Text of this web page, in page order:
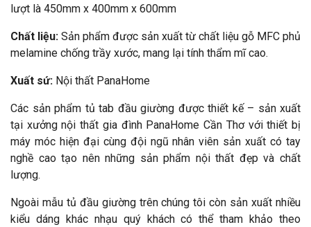
lượt là 450mm x 400mm x 600mm
Chất liệu: Sản phẩm được sản xuất từ chất liệu gỗ MFC phủ
melamine chống trầy xước, mang lại tính thẩm mĩ cao.
Xuất sứ: Nội thất PanaHome
Các sản phẩm tủ tab đầu giường được thiết kế – sản xuất
tại xưởng nội thất gia đình PanaHome Cần Thơ với thiết bị
máy móc hiện đại cùng đội ngũ nhân viên sản xuất có tay
nghề cao tạo nên những sản phẩm nội thất đẹp và chất
lượng.
Ngoài mẫu tủ đầu giường trên chúng tôi còn sản xuất nhiều
kiểu dáng khác nhạu quý khách có thể tham khảo theo